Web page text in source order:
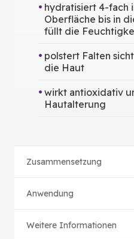
hydratisiert 4-fach
Oberfläche bis in
füllt die
polstert Falten
die Haut
wirkt antioxidativ
Hautalterung
Zusammensetzung
Anwendung
Weitere Informationen